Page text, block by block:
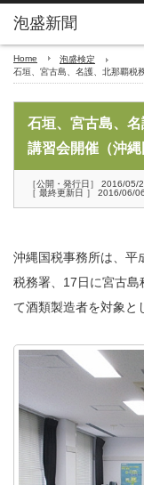
Home
泡盛検定
石垣、宮古島、名護、北那覇税
石垣、宮古島、
講習会開催（沖縄
［公開・発行日］ 2016/05/
［ 最終更新日 ］ 2016/06/06
沖縄国税事務所は、平
税務署、17日に宮古島
て酒類製造者を対象と